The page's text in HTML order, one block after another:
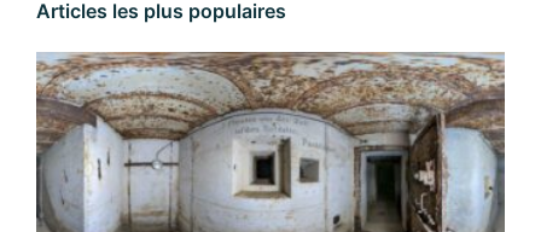
Articles les plus populaires